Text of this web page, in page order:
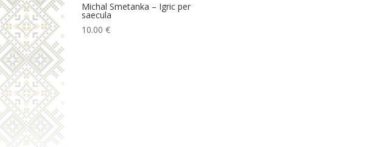
Michal Smetanka – Igric per
saecula
10.00€